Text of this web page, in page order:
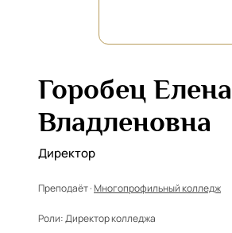
Горобец Елена
Владленовна
Директор
Преподаёт ·Многопрофильный колледж
Роли:Директор колледжа